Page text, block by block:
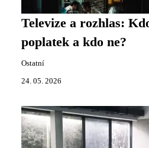
Televize a rozhlas:
poplatek a kdo ne?
Ostatní
24. 05. 2026